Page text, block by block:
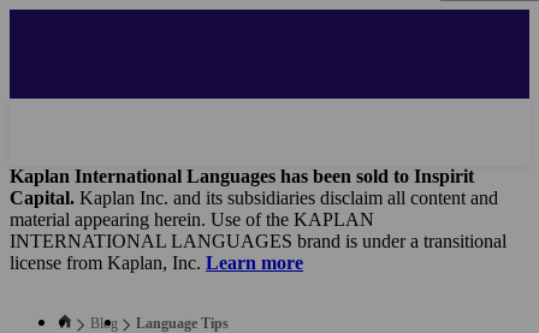
Kaplan International Languages has been sold to Inspirit
Capital. Kaplan Inc. and its subsidiaries disclaim all content and
material appearing herein. Use of the KAPLAN
INTERNATIONAL LANGUAGES brand is under a transitional
license from Kaplan, Inc. Learn more
Blog Language Tips